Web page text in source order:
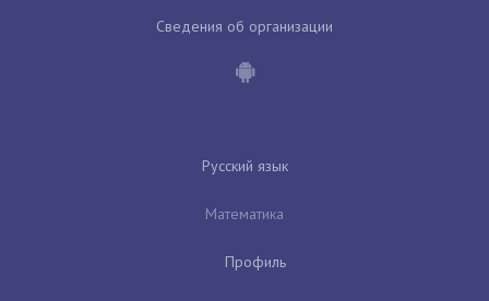
Сведения об организации
Русский язык
Математика
Профиль